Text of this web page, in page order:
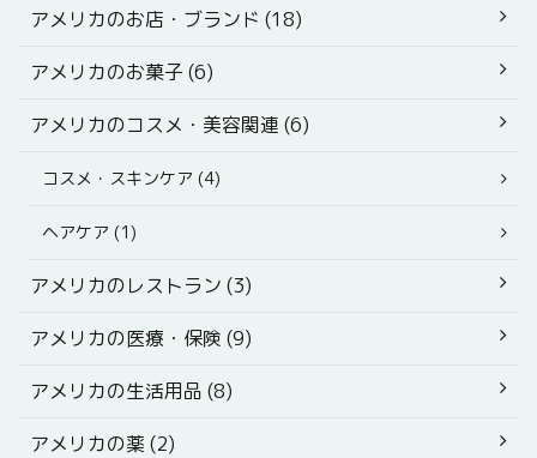
アメリカのお店・ブランド (18)
アメリカのお菓子 (6)
アメリカのコスメ・美容関連 (6)
コスメ・スキンケア (4)
ヘアケア (1)
アメリカのレストラン (3)
アメリカの医療・保険 (9)
アメリカの生活用品 (8)
アメリカの薬 (2)